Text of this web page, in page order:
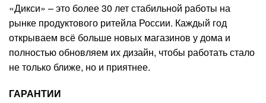
«Дикси» – это более 30 лет стабильной работы на
рынке продуктового ритейла России. Каждый год
открываем всё больше новых магазинов у дома и
полностью обновляем их дизайн, чтобы работать стало
не только ближе, но и приятнее.
ГАРАНТИИ